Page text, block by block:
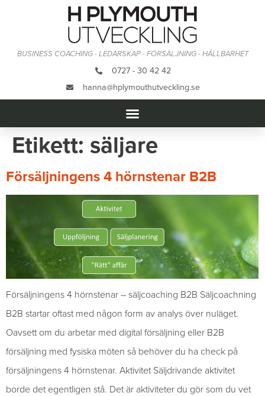
BUSINESS COACHING - LEDARSKAP - FÖRSÄLJNING - HÅLLBARHET
0727 - 30 42 42
hanna@hplymouthutveckling.se
Etikett: säljare
Försäljningens 4 hörnstenar B2B
Försäljningens 4 hörnstenar – säljcoaching B2B Säljcoachning
B2B startar oftast med någon form av analys över nuläget.
Oavsett om du arbetar med digital försäljning eller B2B
försäljning med fysiska möten så behöver du ha check på
försäljningens 4 hörnstenar. Aktivitet Säljdrivande aktivitet
borde det egentligen stå. Det är aktiviteter du gör som du vet